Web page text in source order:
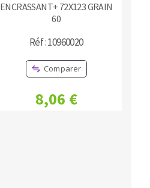
ENCRASSANT+ 72X123 GRAIN
60
Réf : 10960020
Comparer
8,06 €